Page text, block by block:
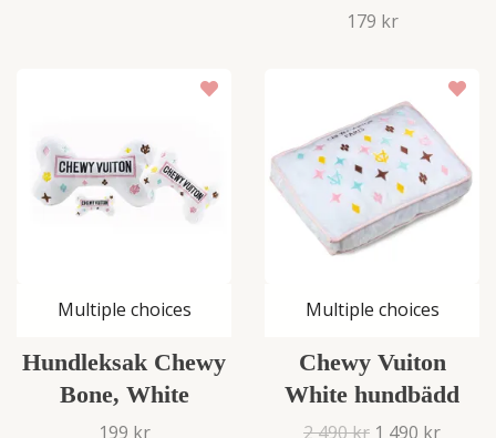
179 kr
Multiple choices
Hundleksak Chewy
Bone, White
199 kr
Multiple choices
Chewy Vuiton
White hundbädd
2 490 kr 1 490 kr